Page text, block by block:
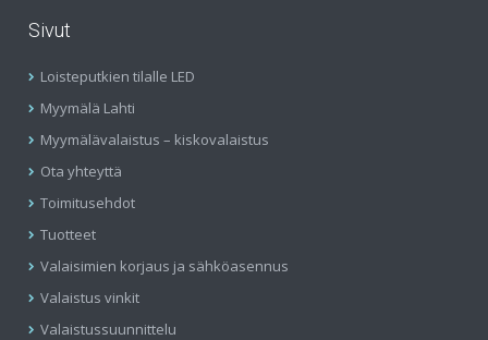
Sivut
Loisteputkien tilalle LED
Myymälä Lahti
Myymälävalaistus – kiskovalaistus
Ota yhteyttä
Toimitusehdot
Tuotteet
Valaisimien korjaus ja sähköasennus
Valaistus vinkit
Valaistussuunnittelu